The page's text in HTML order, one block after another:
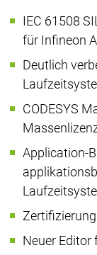
IEC 61508
für Infineon
Deutlich
CODESYS
Application-
Zertifizierung
Neuer